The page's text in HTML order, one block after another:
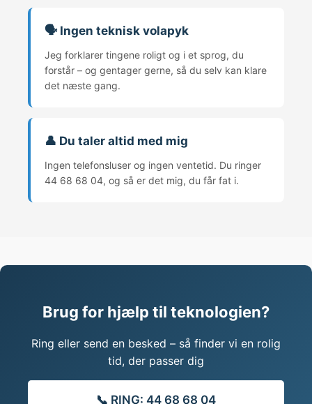
🗣️ Ingen teknisk volapyk
Jeg forklarer tingene roligt og i et sprog, du
forstår – og gentager gerne, så du selv kan klare
det næste gang.
👤 Du taler altid med mig
Ingen telefonsluser og ingen ventetid. Du ringer
44 68 68 04, og så er det mig, du får fat i.
Brug for hjælp til teknologien?
Ring eller send en besked – så finder vi en rolig
tid, der passer dig
📞 RING: 44 68 68 04